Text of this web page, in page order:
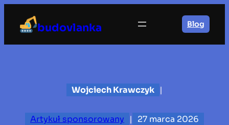
treści
budovlanka Blog
Wojciech Krawczyk |
Artykuł sponsorowany | 27 marca 2026